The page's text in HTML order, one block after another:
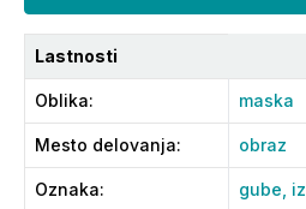
Lastnosti
Oblika: maska
Mesto delovanja: obraz
Oznaka: gube,